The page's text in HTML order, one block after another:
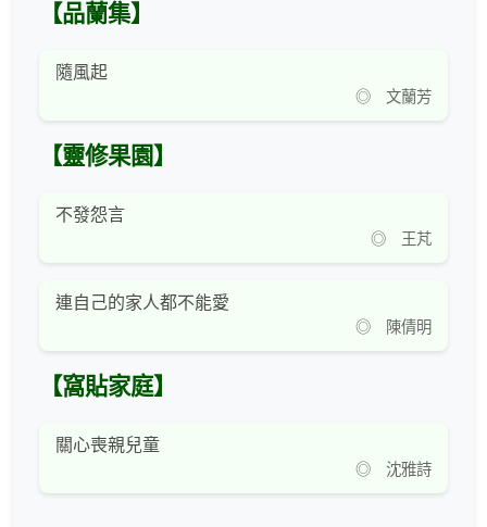
【品蘭集】
隨風起
◎ 文蘭芳
【靈修果園】
不發怨言
◎ 王芃
連自己的家人都不能愛
◎ 陳倩明
【窩貼家庭】
關心喪親兒童
◎ 沈雅詩